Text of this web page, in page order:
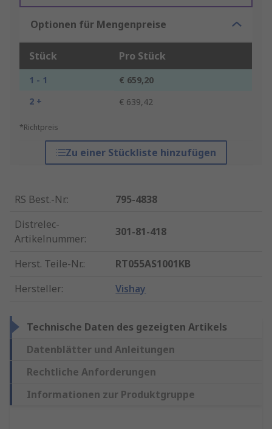
Optionen für Mengenpreise
Stück Pro Stück
1 - 1
€ 659,20
2 +
€ 639,42
*Richtpreis
Zu einer Stückliste hinzufügen
RS Best.-Nr.:
795-4838
Distrelec-
Artikelnummer:
301-81-418
Herst. Teile-Nr.:
RT055AS1001KB
Hersteller: Vishay
Technische Daten des gezeigten Artikels
Datenblätter und Anleitungen
Rechtliche Anforderungen
Informationen zur Produktgruppe